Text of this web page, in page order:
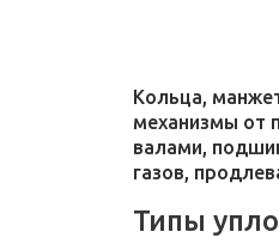
Кольца,
механизмы от
валами,
газов,
Типы